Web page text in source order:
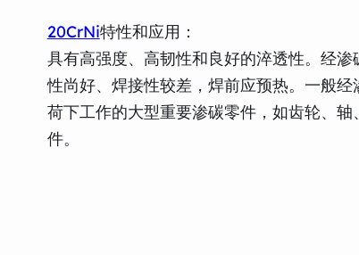
20CrNi特性和应用：
具有高强度、高韧性和良好的淬透性。经
性尚好、焊接性较差，焊前应预热。一般
荷下工作的大型重要渗碳零件，如齿轮、
件。